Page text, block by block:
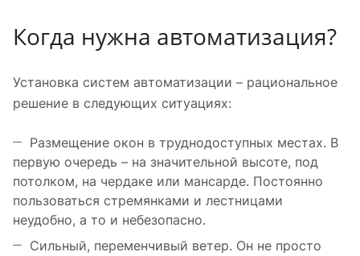
Когда нужна автоматизация?
Установка систем автоматизации – рациональное
решение в следующих ситуациях:
Размещение окон в труднодоступных местах. В
первую очередь – на значительной высоте, под
потолком, на чердаке или мансарде. Постоянно
пользоваться стремянками и лестницами
неудобно, а то и небезопасно.
Сильный, переменчивый ветер. Он не просто